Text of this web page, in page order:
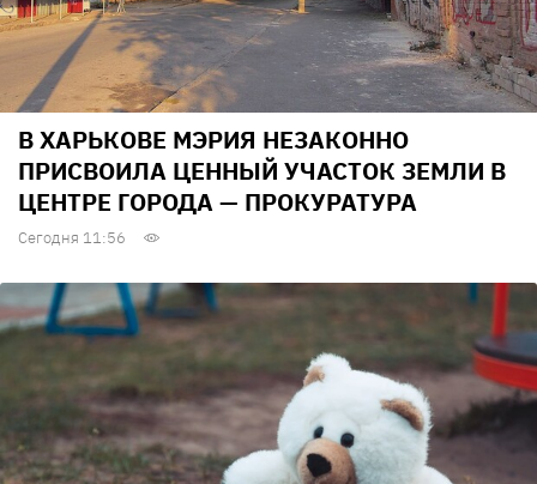
В ХАРЬКОВЕ МЭРИЯ НЕЗАКОННО
ПРИСВОИЛА ЦЕННЫЙ УЧАСТОК ЗЕМЛИ В
ЦЕНТРЕ ГОРОДА — ПРОКУРАТУРА
Сегодня 11:56